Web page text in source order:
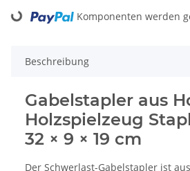
Loading... Komponenten werden
Beschreibung
Gabelstapler aus
Holzspielzeug
32 × 9 × 19 cm
Der Schwerlast-Gabelstapler ist